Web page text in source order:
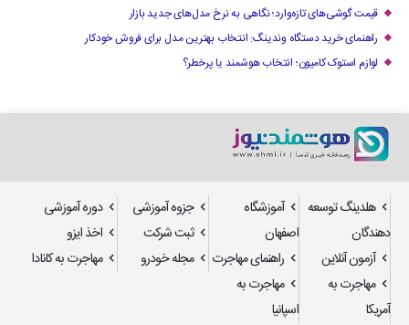
قیمت گوشی‌های تازه‌وارد؛ نگاهی به نرخ مدل‌های جدید بازار
راهنمای خرید دستگاه وندینگ: انتخاب بهترین مدل برای فروش خودکار
لوازم استوک کامیون؛ انتخاب هوشمند یا پرخطر؟
هلدینگ توسعه
دهندگان
آموزشگاه
اصفهان
جزوه آموزشی
دوره آموزشی
ثبت شرکت
اخذ ایزو
آزمون آنلاین
راهنمای مهاجرت مجله خودرو
مهاجرت به کانادا
مهاجرت به
آمریکا
مهاجرت به
اسپانیا